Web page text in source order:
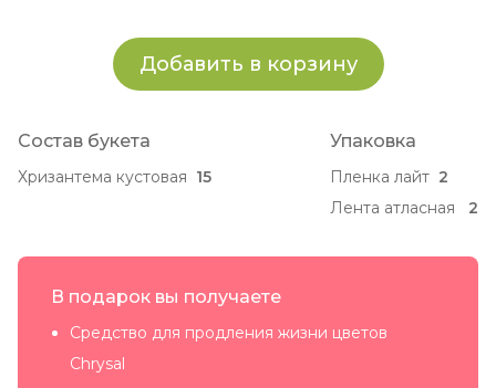
Добавить в корзину
Состав букета
Хризантема кустовая 15
Упаковка
Пленка лайт 2
Лента атласная
2
В подарок вы получаете
Средство для продления жизни цветов
Chrysal